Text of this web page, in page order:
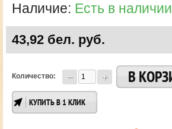
Наличие: Есть в наличии
43,92 бел. руб.
Количество:
КУПИТЬ В 1 КЛИК